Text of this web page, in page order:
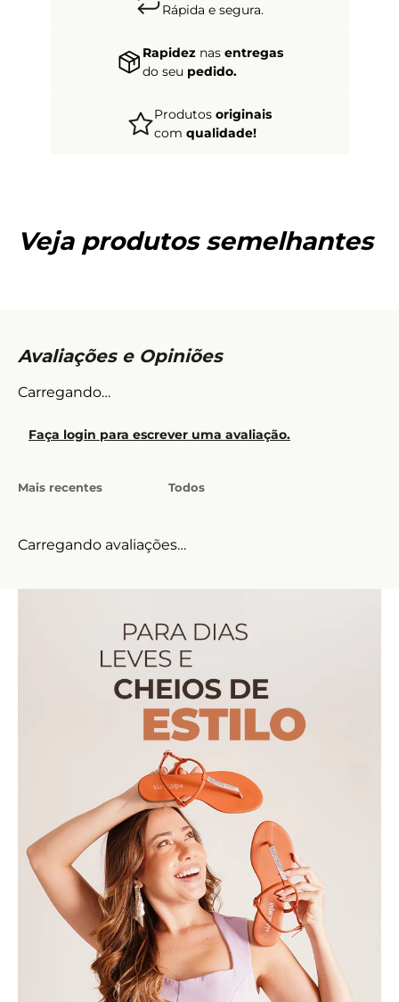
Rápida e segura.
Rapidez nas entregas
do seu pedido.
Produtos originais
com qualidade!
Veja produtos semelhantes
Carregando…
Faça login para escrever uma avaliação.
Mais recentes Todos
Carregando avaliações…